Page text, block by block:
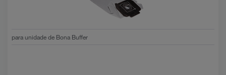
para unidade de Bona Buffer